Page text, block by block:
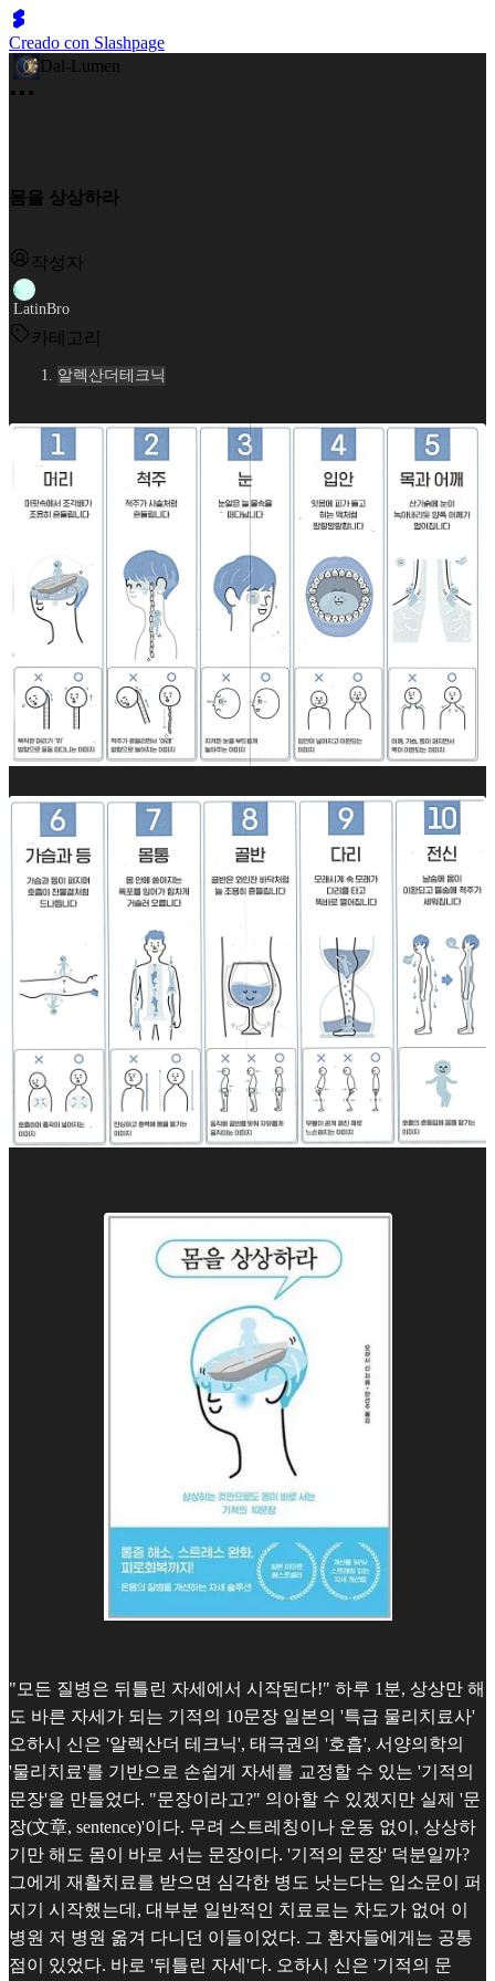
Creado con Slashpage
Dal-Lumen
몸을 상상하라
작성자
L
LatinBro
카테고리
알렉산더테크닉
"모든 질병은 뒤틀린 자세에서 시작된다!" 하루 1분, 상상만 해
도 바른 자세가 되는 기적의 10문장 일본의 '특급 물리치료사'
오하시 신은 '알렉산더 테크닉', 태극권의 '호흡', 서양의학의
'물리치료'를 기반으로 손쉽게 자세를 교정할 수 있는 '기적의
문장'을 만들었다. "문장이라고?" 의아할 수 있겠지만 실제 '문
장(文章, sentence)'이다. 무려 스트레칭이나 운동 없이, 상상하
기만 해도 몸이 바로 서는 문장이다. '기적의 문장' 덕분일까?
그에게 재활치료를 받으면 심각한 병도 낫는다는 입소문이 퍼
지기 시작했는데, 대부분 일반적인 치료로는 차도가 없어 이
병원 저 병원 옮겨 다니던 이들이었다. 그 환자들에게는 공통
점이 있었다. 바로 '뒤틀린 자세'다. 오하시 신은 '기적의 문